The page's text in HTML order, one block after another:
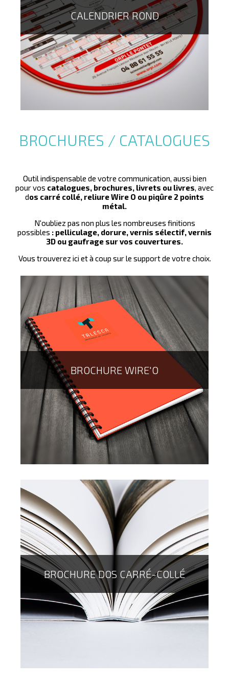
Le calendrier bancaire est le cadeau parfait en fin
d'années pour vos clients. Visible toute l'année, il
permet à votre image d'être véhiculé tout au long de
l'année.
Rembordé, avec trou d'accroche et / ou cordelette un
large choix s'offre à vous !
CALENDRIER ROND
différenciant par excellence...la forme ronde n'est qu'un
que vous pouvez créer.
Laissez libre cours à votre imagination...
BROCHURES / CATALOGUES
Outil indispensable de votre communication, aussi bien
pour vos catalogues, brochures, livrets ou livres, avec
dos carré collé, reliure Wire O ou piqûre 2 points
métal.
N'oubliez pas non plus les nombreuses finitions
possibles : pelliculage, dorure, vernis sélectif, vernis
3D ou gaufrage sur vos couvertures.
Vous trouverez ici et à coup sur le support de votre choix.
BROCHURE WIRE'O
La brochure Wire'O est un produit qualitatif qui permet
BROCHURE DOS CARRÉ-COLLÉ